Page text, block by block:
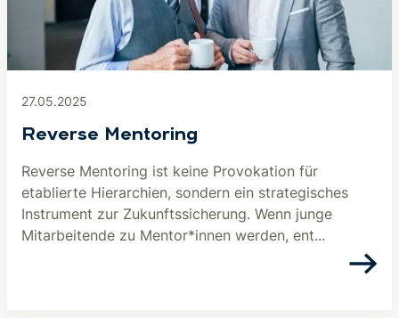
27.05.2025
Reverse Mentoring
Reverse Mentoring ist keine Provokation für
etablierte Hierarchien, sondern ein strategisches
Instrument zur Zukunftssicherung. Wenn junge
Mitarbeitende zu Mentor*innen werden, ent...